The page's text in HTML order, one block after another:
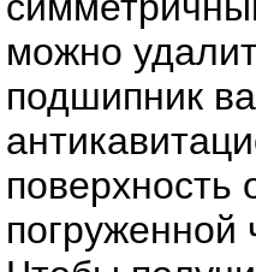
можно
подшипник
поверхность